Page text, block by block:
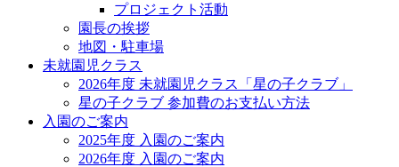
プロジェクト活動
園長の挨拶
地図・駐車場
未就園児クラス
2026年度 未就園児クラス「星の子クラブ」
星の子クラブ 参加費のお支払い方法
入園のご案内
2025年度 入園のご案内
2026年度 入園のご案内